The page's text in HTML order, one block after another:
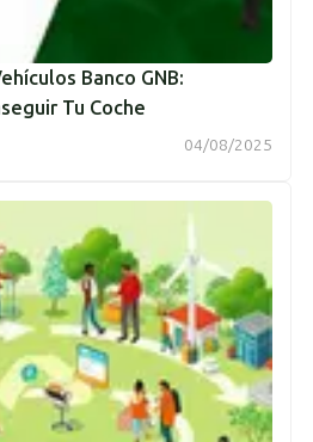
Banco GNB:
Tu Coche
04/08/2025